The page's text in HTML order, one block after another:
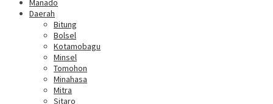
Manado
Daerah
Bitung
Bolsel
Kotamobagu
Minsel
Tomohon
Minahasa
Mitra
Sitaro